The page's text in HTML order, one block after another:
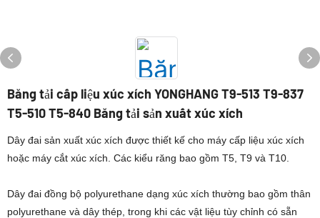
Băng tải cấp liệu xúc xích YONGHANG T9-513 T9-837
T5-510 T5-840 Băng tải sản xuất xúc xích
Dây đai sản xuất xúc xích được thiết kế cho máy cấp liệu xúc xích
hoặc máy cắt xúc xích. Các kiểu răng bao gồm T5, T9 và T10.
Dây đai đồng bộ polyurethane dạng xúc xích thường bao gồm thân
polyurethane và dây thép, trong khi các vật liệu tùy chỉnh có sẵn